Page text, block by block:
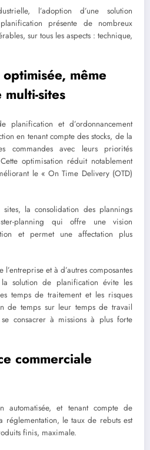
l’adoption d’une solution
présente de nombreux
sur tous les aspects : technique,
même
sites
et d’ordonnancement
en tenant compte des stocks, de la
commandes avec leurs priorités
optimisation réduit notablement
le « On Time Delivery (OTD)
la consolidation des plannings
planning qui offre une vision
et permet une affectation plus
l’entreprise et à d’autres composantes
solution de planification évite les
temps de traitement et les risques
de temps sur leur temps de travail
consacrer à missions à plus forte
commerciale
automatisée, et tenant compte de
réglementation, le taux de rebuts est
finis, maximale.